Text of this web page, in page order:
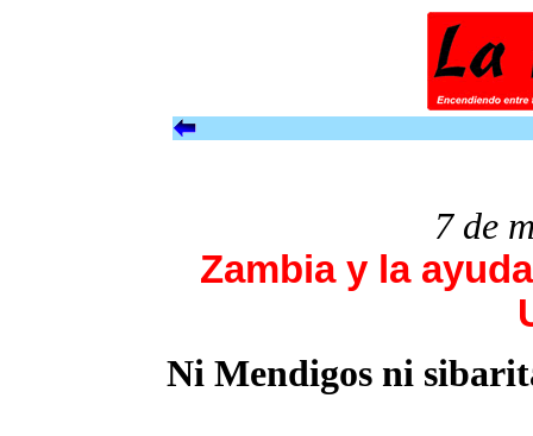
7 de
Zambia y la
Ni Mendigos ni